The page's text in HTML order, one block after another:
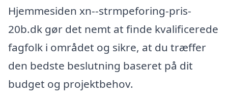
Hjemmesiden xn--strmpeforing-pris-
20b.dk gør det nemt at finde kvalificerede
fagfolk i området og sikre, at du træffer
den bedste beslutning baseret på dit
budget og projektbehov.